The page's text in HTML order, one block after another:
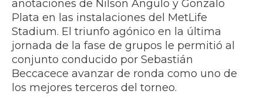
anotaciones de Nilson Angulo y Gonzalo
Plata en las instalaciones del MetLife
Stadium. El triunfo agónico en la última
jornada de la fase de grupos le permitió al
conjunto conducido por Sebastián
Beccacece avanzar de ronda como uno de
los mejores terceros del torneo.